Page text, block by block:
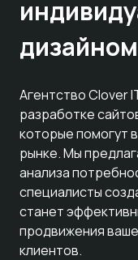
Агентство Clover
разработке
которые помогут
рынке. Мы
анализа
специалисты
станет
продвижения
клиентов.